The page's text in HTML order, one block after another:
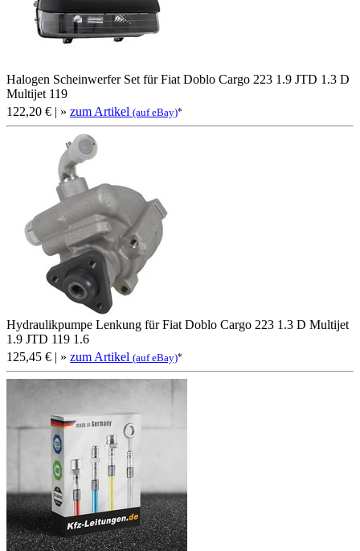
Halogen Scheinwerfer Set für Fiat Doblo Cargo 223 1.9 JTD 1.3 D
Multijet 119
122,20 € | » zum Artikel (auf eBay)*
Hydraulikpumpe Lenkung für Fiat Doblo Cargo 223 1.3 D Multijet
1.9 JTD 119 1.6
125,45 € | » zum Artikel (auf eBay)*